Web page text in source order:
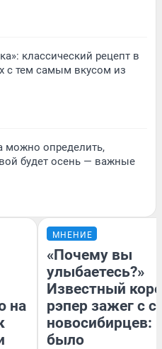
классический рецепт в
с тем самым вкусом из
можно определить,
будет осень — важные
на
МНЕНИЕ
«Почему вы
улыбаетесь?»
Известный
рэпер зажег с
новосибирцев:
было